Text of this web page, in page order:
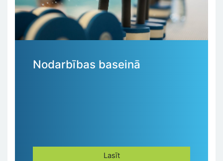
Nodarbības baseinā
Lasīt